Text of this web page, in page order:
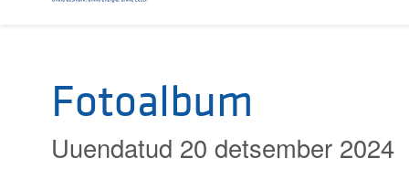
Fotoalbum
Uuendatud 20 detsember 2024